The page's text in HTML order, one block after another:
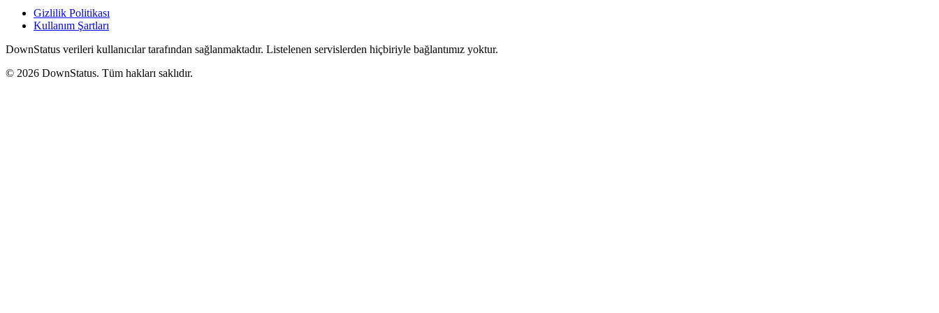
Gizlilik Politikası
Kullanım Şartları
DownStatus verileri kullanıcılar tarafından sağlanmaktadır. Listelenen servislerden hiçbiriyle bağlantımız yoktur.
© 2026 DownStatus. Tüm hakları saklıdır.